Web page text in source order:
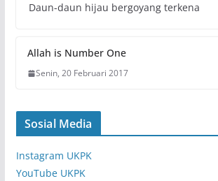
Daun-daun hijau bergoyang terkena
Allah is Number One
Senin, 20 Februari 2017
Sosial Media
Instagram UKPK
YouTube UKPK